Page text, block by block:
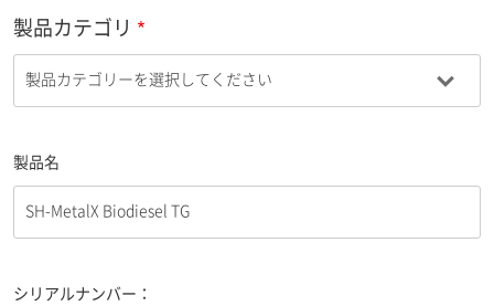
製品カテゴリ
製品名
シリアルナンバー：